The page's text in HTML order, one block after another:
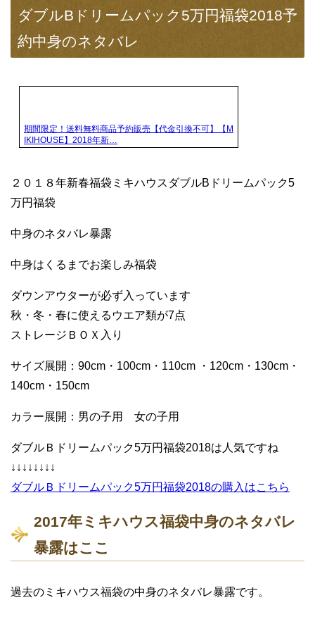
ダブルBドリームパック5万円福袋2018予
約中身のネタバレ
期間限定！送料無料商品予約販売【代金引換不可】【M
IKIHOUSE】2018年新…
２０１８年新春福袋ミキハウスダブルBドリームパック5
万円福袋
中身のネタバレ暴露
中身はくるまでお楽しみ福袋
ダウンアウターが必ず入っています
秋・冬・春に使えるウエア類が7点
ストレージＢＯＸ入り
サイズ展開：90cm・100cm・110cm ・120cm・130cm・
140cm・150cm
カラー展開：男の子用 女の子用
ダブルＢドリームパック5万円福袋2018は人気ですね
↓↓↓↓↓↓↓↓
ダブルＢドリームパック5万円福袋2018の購入はこちら
2017年ミキハウス福袋中身のネタバレ
暴露はここ
過去のミキハウス福袋の中身のネタバレ暴露です。